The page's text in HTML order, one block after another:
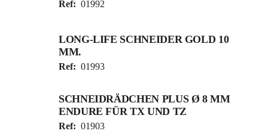
Ref: 01992
LONG-LIFE SCHNEIDER GOLD 10
MM.
Ref: 01993
SCHNEIDRÄDCHEN PLUS Ø 8 MM
ENDURE FÜR TX UND TZ
Ref: 01903